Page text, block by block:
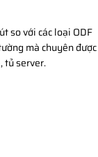
so với các loại ODF
mà chuyên được
tủ server.